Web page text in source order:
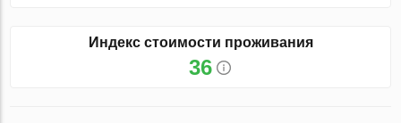
Индекс стоимости проживания
36